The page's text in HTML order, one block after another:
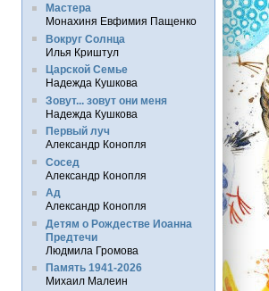
Мастера
Монахиня Евфимия Пащенко
Вокруг Солнца
Илья Криштул
Царской Семье
Надежда Кушкова
Зовут... зовут они меня
Надежда Кушкова
Первый луч
Александр Конопля
Сосед
Александр Конопля
Ад
Александр Конопля
Детям о Рождестве Иоанна
Предтечи
Людмила Громова
Память 1941-2026
Михаил Малеин